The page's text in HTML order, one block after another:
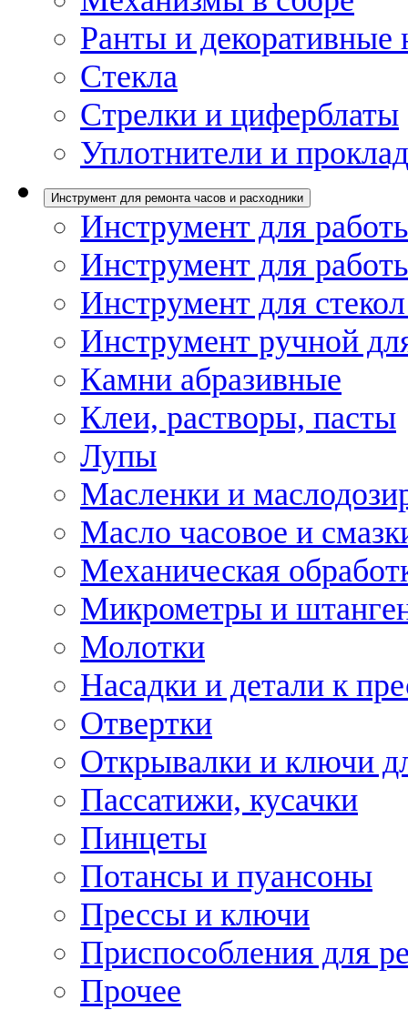
Ранты и декоративные
Стекла
Стрелки и циферблаты
Уплотнители и
Инструмент для ремонта часов и расходники
Инструмент для
Инструмент для
Инструмент для
Инструмент ручной
Камни абразивные
Клеи, растворы, пасты
Лупы
Масленки и
Масло часовое и
Механическая
Микрометры и
Молотки
Насадки и детали к
Отвертки
Открывалки и ключи
Пассатижи, кусачки
Пинцеты
Потансы и пуансоны
Прессы и ключи
Приспособления для
Прочее